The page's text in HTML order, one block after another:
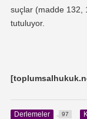
suçlar (madde 132,
tutuluyor.
Derlemeler 97